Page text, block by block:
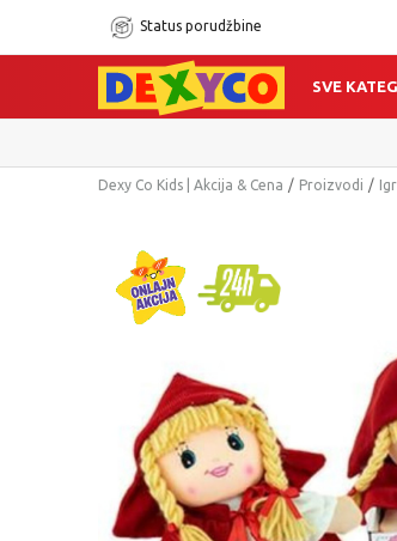
Status porudžbine
SVE
Dexy Co Kids | Akcija & Cena Proizvodi